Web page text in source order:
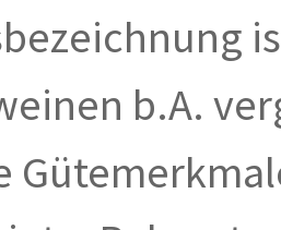
b.A.